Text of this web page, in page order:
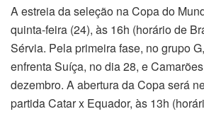
A estreia da seleção na Copa do
quinta-feira (24), às 16h (horário de
Sérvia. Pela primeira fase, no grupo
enfrenta Suíça, no dia 28, e
dezembro. A abertura da Copa será
partida Catar x Equador, às 13h